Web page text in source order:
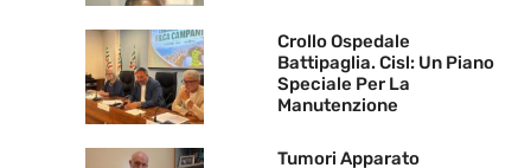
Crollo Ospedale
Battipaglia. Cisl: Un Piano
Speciale Per La
Manutenzione
Tumori Apparato